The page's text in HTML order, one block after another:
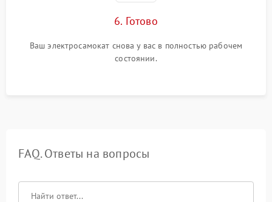
6. Готово
Ваш электросамокат снова у вас в полностью рабочем
состоянии.
FAQ. Ответы на вопросы